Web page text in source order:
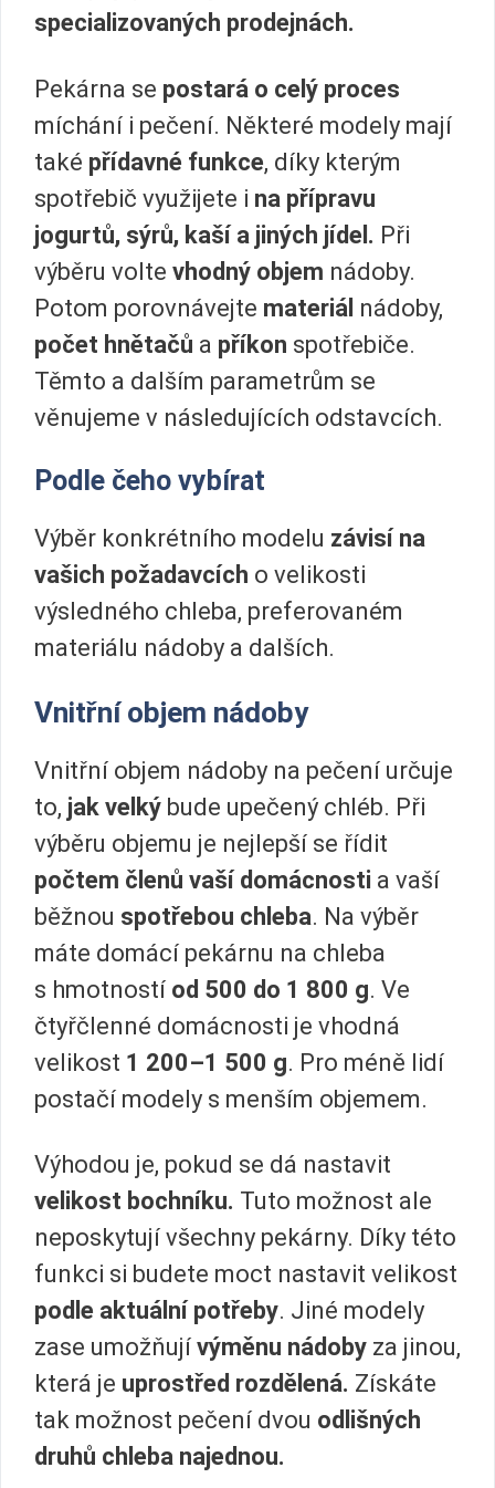
specializovaných prodejnách.
Pekárna se postará o celý proces
míchání i pečení. Některé modely mají
také přídavné funkce, díky kterým
spotřebič využijete i na přípravu
jogurtů, sýrů, kaší a jiných jídel. Při
výběru volte vhodný objem nádoby.
Potom porovnávejte materiál nádoby,
počet hnětačů a příkon spotřebiče.
Těmto a dalším parametrům se
věnujeme v následujících odstavcích.
Podle čeho vybírat
Výběr konkrétního modelu závisí na
vašich požadavcích o velikosti
výsledného chleba, preferovaném
materiálu nádoby a dalších.
Vnitřní objem nádoby
Vnitřní objem nádoby na pečení určuje
to, jak velký bude upečený chléb. Při
výběru objemu je nejlepší se řídit
počtem členů vaší domácnosti a vaší
běžnou spotřebou chleba. Na výběr
máte domácí pekárnu na chleba
s hmotností od 500 do 1 800 g. Ve
čtyřčlenné domácnosti je vhodná
velikost 1 200–1 500 g. Pro méně lidí
postačí modely s menším objemem.
Výhodou je, pokud se dá nastavit
velikost bochníku. Tuto možnost ale
neposkytují všechny pekárny. Díky této
funkci si budete moct nastavit velikost
podle aktuální potřeby. Jiné modely
zase umožňují výměnu nádoby za jinou,
která je uprostřed rozdělená. Získáte
tak možnost pečení dvou odlišných
druhů chleba najednou.